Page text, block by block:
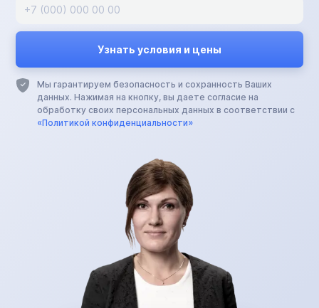
Мы гарантируем безопасность и сохранность Ваших
данных. Нажимая на кнопку, вы даете согласие на
обработку своих персональных данных в соответствии с
«Политикой конфиденциальности»